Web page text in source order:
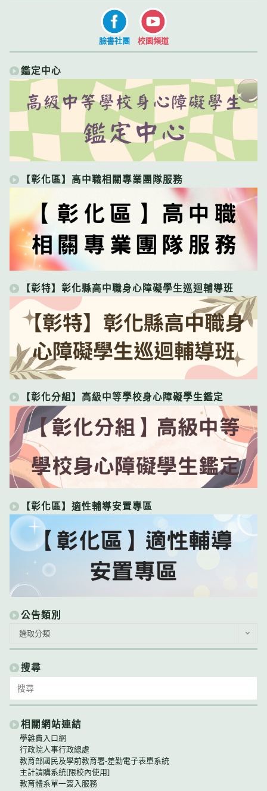
臉書社團 校園頻道
鑑定中心
【彰化區】高中職相關專業團隊服務
【彰特】彰化縣高中職身心障礙學生巡迴輔導班
【彰化分組】高級中等學校身心障礙學生鑑定
【彰化區】適性輔導安置專區
公告類別
類
別
選取分類
搜尋
for:
相關網站連結
學雜費入口網
行政院人事行政總處
教育部國民及學前教育署-差勤電子表單系統
主計請購系統[限校內使用]
教育體系單一簽入服務